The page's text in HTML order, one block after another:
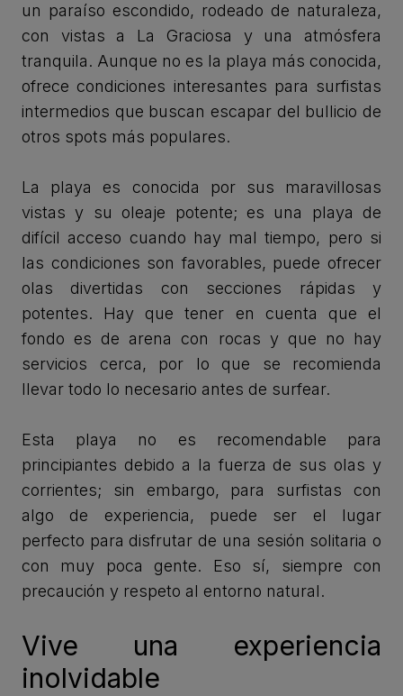
un paraíso escondido, rodeado de naturaleza,
con vistas a La Graciosa y una atmósfera
tranquila. Aunque no es la playa más conocida,
ofrece condiciones interesantes para surfistas
intermedios que buscan escapar del bullicio de
otros spots más populares.
La playa es conocida por sus maravillosas
vistas y su oleaje potente; es una playa de
difícil acceso cuando hay mal tiempo, pero si
las condiciones son favorables, puede ofrecer
olas divertidas con secciones rápidas y
potentes. Hay que tener en cuenta que el
fondo es de arena con rocas y que no hay
servicios cerca, por lo que se recomienda
llevar todo lo necesario antes de surfear.
Esta playa no es recomendable para
principiantes debido a la fuerza de sus olas y
corrientes; sin embargo, para surfistas con
algo de experiencia, puede ser el lugar
perfecto para disfrutar de una sesión solitaria o
con muy poca gente. Eso sí, siempre con
precaución y respeto al entorno natural.
Vive una experiencia
inolvidable